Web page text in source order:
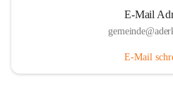
E-Mail
E-Mail